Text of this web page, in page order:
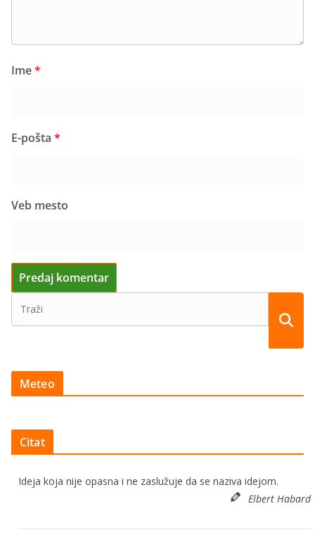
Ime*
E-pošta *
Veb mesto
Meteo
Citat
Ideja koja nije opasna i ne zaslužuje da se naziva idejom.
Elbert Habard